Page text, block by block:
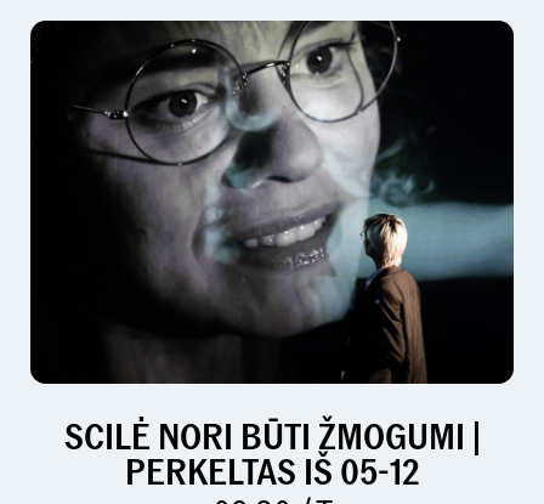
SCILĖ NORI BŪTI ŽMOGUMI |
PERKELTAS IŠ 05-12